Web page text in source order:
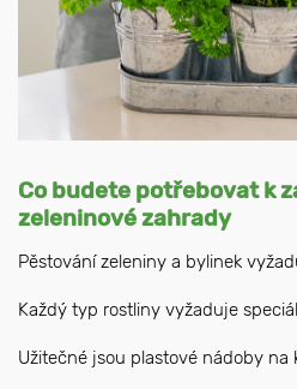
Co budete potřebovat k
zeleninové zahrady
Pěstování zeleniny a bylinek
Každý typ rostliny vyžaduje
Užitečné jsou plastové nádoby na